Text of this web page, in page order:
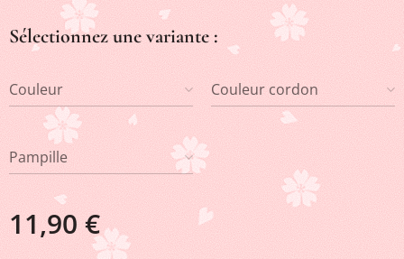
Sélectionnez une variante :
Couleur Couleur cordon
Pampille
11,90€